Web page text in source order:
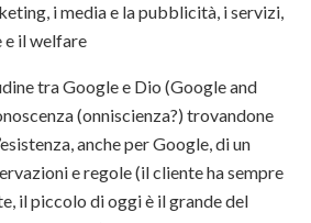
i media e la pubblicità, i servizi,
e il welfare
tra Google e Dio (Google and
(onniscienza?) trovandone
anche per Google, di un
e regole (il cliente ha sempre
il piccolo di oggi è il grande del